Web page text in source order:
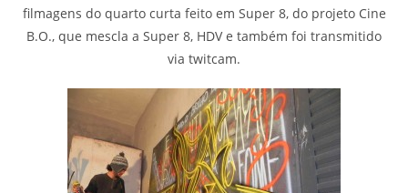
filmagens do quarto curta feito em Super 8, do projeto Cine
B.O., que mescla a Super 8, HDV e também foi transmitido
via twitcam.